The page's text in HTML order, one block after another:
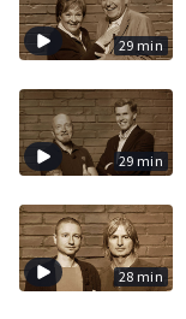
29 min
29 min
28 min